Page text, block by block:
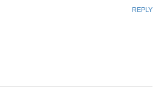
REPLY